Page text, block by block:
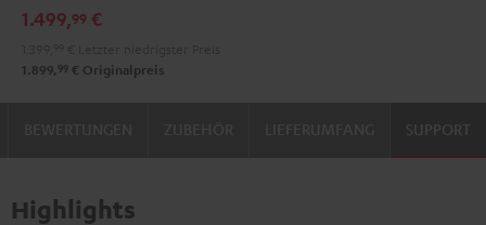
900H900H
1.499,99 €
1.899, 99 € Originalpreis
SUPPORT
Highlights